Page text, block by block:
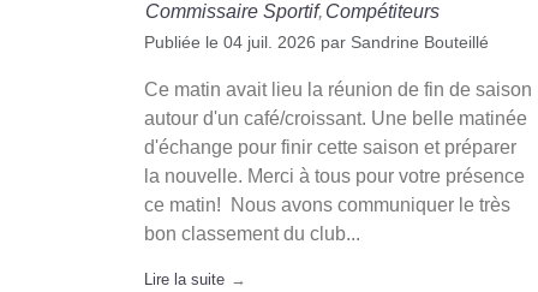
Commissaire Sportif Compétiteurs
Publiée le 04 juil. 2026 par Sandrine Bouteillé
Ce matin avait lieu la réunion de fin de saison
autour d'un café/croissant. Une belle matinée
d'échange pour finir cette saison et préparer
la nouvelle. Merci à tous pour votre présence
ce matin! Nous avons communiquer le très
bon classement du club...
Lire la suite